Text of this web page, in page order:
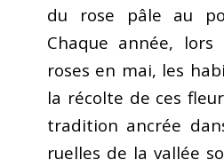
du rose pâle au
Chaque année,
roses en mai, les
la récolte de ces
tradition ancrée
ruelles de la vallée